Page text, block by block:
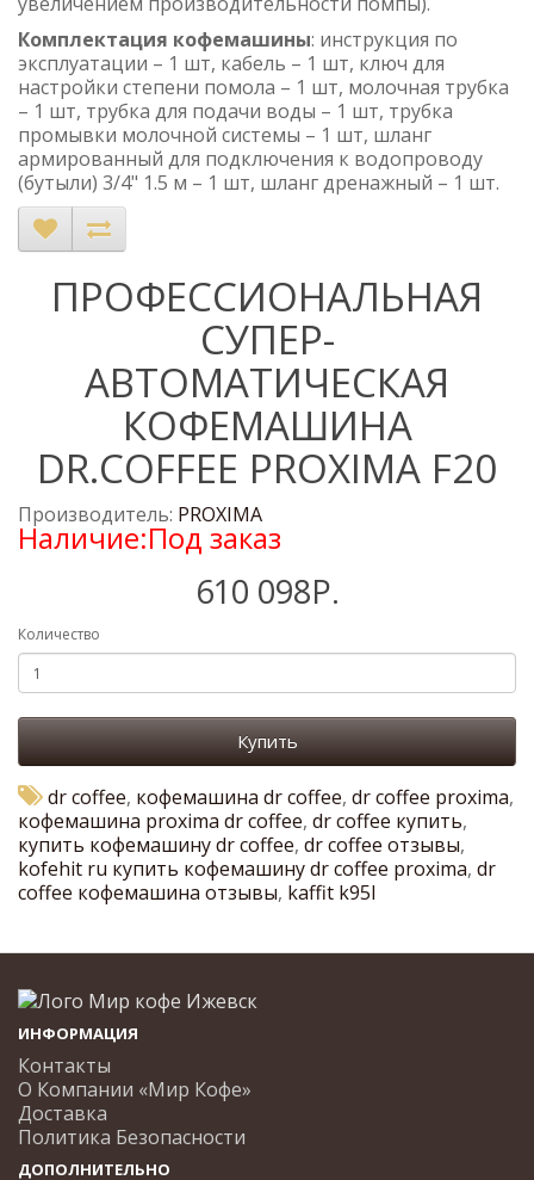
Комплектация кофемашины: инструкция по
эксплуатации – 1 шт, кабель – 1 шт, ключ для
настройки степени помола – 1 шт, молочная трубка
– 1 шт, трубка для подачи воды – 1 шт, трубка
промывки молочной системы – 1 шт, шланг
армированный для подключения к водопроводу
(бутыли) 3/4" 1.5 м – 1 шт, шланг дренажный – 1 шт.
ПРОФЕССИОНАЛЬНАЯ
СУПЕР-
АВТОМАТИЧЕСКАЯ
КОФЕМАШИНА
DR.COFFEE PROXIMA F20
Производитель: PROXIMA
Наличие:Под заказ
610 098Р.
Количество
Купить
dr coffee, кофемашина dr coffee, dr coffee proxima,
кофемашина proxima dr coffee, dr coffee купить,
купить кофемашину dr coffee, dr coffee отзывы,
kofehit ru купить кофемашину dr coffee proxima, dr
coffee кофемашина отзывы, kaffit k95l
ИНФОРМАЦИЯ
Контакты
О Компании «Мир Кофе»
Доставка
Политика Безопасности
ДОПОЛНИТЕЛЬНО